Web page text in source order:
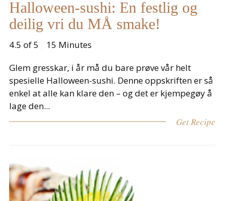
Halloween-sushi: En festlig og
deilig vri du MÅ smake!
4.5 of 5
15 Minutes
Glem gresskar, i år må du bare prøve vår helt
spesielle Halloween-sushi. Denne oppskriften er så
enkel at alle kan klare den – og det er kjempegøy å
lage den...
Get Recipe